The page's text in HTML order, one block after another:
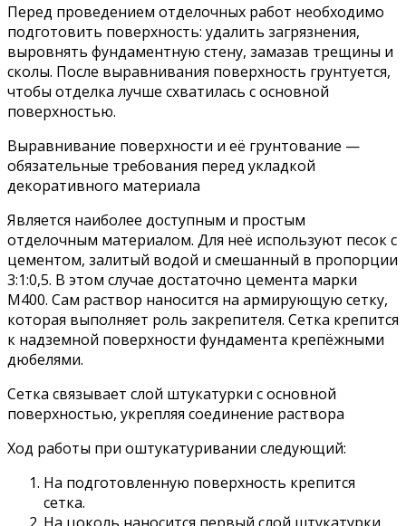
Перед проведением отделочных работ необходимо
подготовить поверхность: удалить загрязнения,
выровнять фундаментную стену, замазав трещины и
сколы. После выравнивания поверхность грунтуется,
чтобы отделка лучше схватилась с основной
поверхностью.
Выравнивание поверхности и её грунтование —
обязательные требования перед укладкой
декоративного материала
Является наиболее доступным и простым
отделочным материалом. Для неё используют песок с
цементом, залитый водой и смешанный в пропорции
3:1:0,5. В этом случае достаточно цемента марки
М400. Сам раствор наносится на армирующую сетку,
которая выполняет роль закрепителя. Сетка крепится
к надземной поверхности фундамента крепёжными
дюбелями.
Сетка связывает слой штукатурки с основной
поверхностью, укрепляя соединение раствора
Ход работы при оштукатуривании следующий:
На подготовленную поверхность крепится
сетка.
На цоколь наносится первый слой штукатурки.